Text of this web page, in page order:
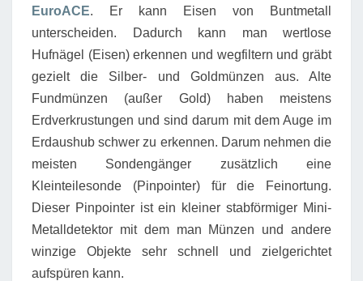
EuroACE. Er kann Eisen von Buntmetall
unterscheiden. Dadurch kann man wertlose
Hufnägel (Eisen) erkennen und wegfiltern und gräbt
gezielt die Silber- und Goldmünzen aus. Alte
Fundmünzen (außer Gold) haben meistens
Erdverkrustungen und sind darum mit dem Auge im
Erdaushub schwer zu erkennen. Darum nehmen die
meisten Sondengänger zusätzlich eine
Kleinteilesonde (Pinpointer) für die Feinortung.
Dieser Pinpointer ist ein kleiner stabförmiger Mini-
Metalldetektor mit dem man Münzen und andere
winzige Objekte sehr schnell und zielgerichtet
aufspüren kann.